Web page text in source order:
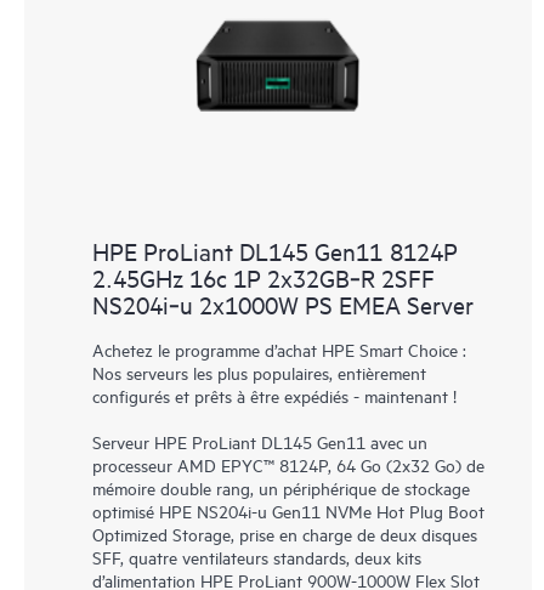
HPE ProLiant DL145 Gen11 8124P
2.45GHz 16c 1P 2x32GB‑R 2SFF
NS204i‑u 2x1000W PS EMEA Server
Achetez le programme d’achat HPE Smart Choice :
Nos serveurs les plus populaires, entièrement
configurés et prêts à être expédiés - maintenant !
Serveur HPE ProLiant DL145 Gen11 avec un
processeur AMD EPYC™ 8124P, 64 Go (2x32 Go) de
mémoire double rang, un périphérique de stockage
optimisé HPE NS204i-u Gen11 NVMe Hot Plug Boot
Optimized Storage, prise en charge de deux disques
SFF, quatre ventilateurs standards, deux kits
d’alimentation HPE ProLiant 900W-1000W Flex Slot